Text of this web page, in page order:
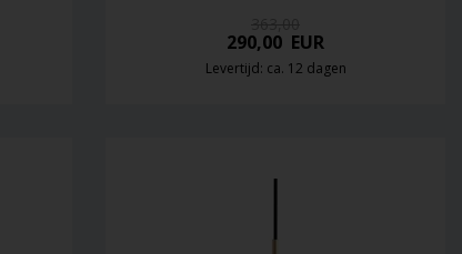
290,00 EUR
Levertijd: ca. 12 dagen